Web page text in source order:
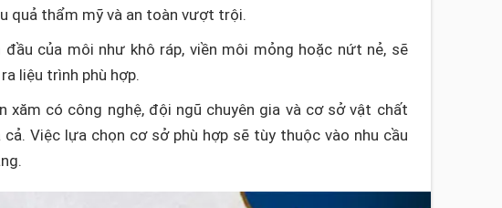
quả thẩm mỹ và an toàn vượt trội.
của môi như khô ráp, viền môi mỏng hoặc nứt nẻ, sẽ
liệu trình phù hợp.
xăm có công nghệ, đội ngũ chuyên gia và cơ sở vật chất
Việc lựa chọn cơ sở phù hợp sẽ tùy thuộc vào nhu cầu